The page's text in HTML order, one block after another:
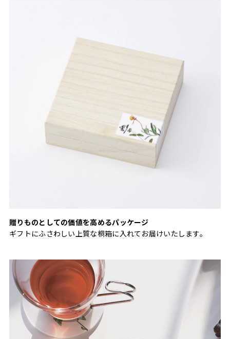
贈りものとしての価値を高めるパッケージ
ギフトにふさわしい上質な桐箱に入れてお届けいたします。